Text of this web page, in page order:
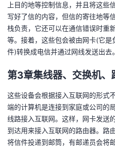
堂
我
的
课
程
我
的
认
证
我
的
实
我
的
我
的
技
术
支
持
我
的
云
声
建
议
上目的地等控制信息，并且将这
写好了信的内容，但信的寄往地等
栈负责，它还可以在通信错误时重
等。接着，这些包会被由网卡(它
件)转换成电信并通过网线发送出去。
第3章集线器、交换机、
这些设备会根据接入互联网的形式
端的计算机是连接到家庭或公司的
线路接入互联网。这样，网卡发送
到达用来接入互联网的路由器。路
将信件投递到邮筒，有邮递员会将